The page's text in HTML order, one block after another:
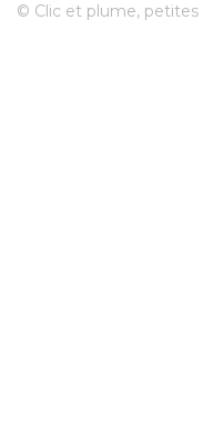
© Clic et plume, petites